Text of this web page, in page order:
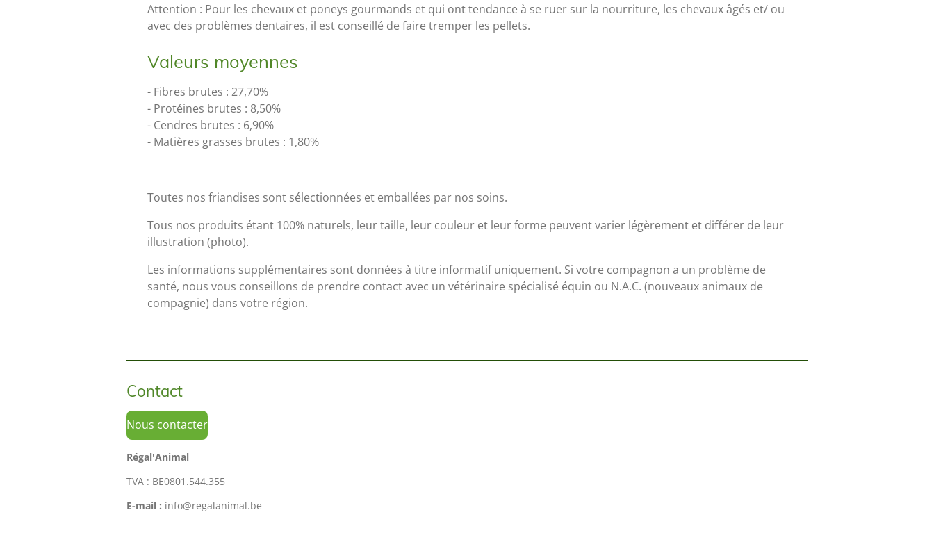
Attention : Pour les chevaux et poneys gourmands et qui ont tendance à se ruer sur la nourriture, les chevaux âgés et/ ou
avec des problèmes dentaires, il est conseillé de faire tremper les pellets.
Valeurs moyennes
- Fibres brutes : 27,70%
- Protéines brutes : 8,50%
- Cendres brutes : 6,90%
- Matières grasses brutes : 1,80%
Toutes nos friandises sont sélectionnées et emballées par nos soins.
Tous nos produits étant 100% naturels, leur taille, leur couleur et leur forme peuvent varier légèrement et différer de leur
illustration (photo).
Les informations supplémentaires sont données à titre informatif uniquement. Si votre compagnon a un problème de
santé, nous vous conseillons de prendre contact avec un vétérinaire spécialisé équin ou N.A.C. (nouveaux animaux de
compagnie) dans votre région.
Contact
Nous contacter
Régal'Animal
TVA : BE0801.544.355
E-mail : info@regalanimal.be